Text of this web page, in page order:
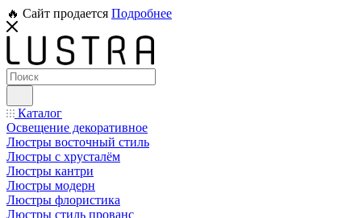
🔥 Сайт продается Подробнее
Каталог
Освещение декоративное
Люстры восточный стиль
Люстры с хрусталём
Люстры кантри
Люстры модерн
Люстры флористика
Люстры стиль прованс